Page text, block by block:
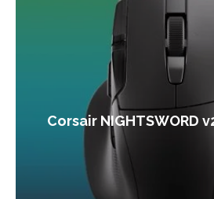
Corsair NIGHTSWORD